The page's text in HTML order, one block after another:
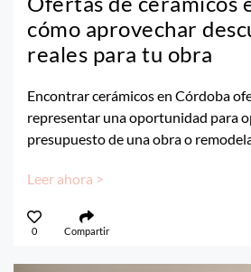
cómo aprovechar
reales para tu obra
Encontrar cerámicos en Córdoba
representar una oportunidad para
presupuesto de una obra o
Leer ahora >
0 Compartir